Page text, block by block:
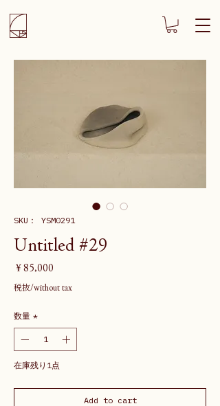
SKU： YSM0291
Untitled #29
￥85,000
税抜/without tax
数量 *
在庫残り1点
Add to cart